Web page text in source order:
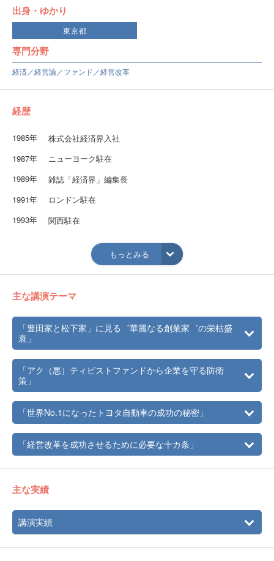
出身・ゆかり
東京都
専門分野
経済／経営論／ファンド／経営改革
経歴
1985年
株式会社経済界入社
1987年
ニューヨーク駐在
1989年
雑誌「経済界」編集長
1991年
ロンドン駐在
1993年
関西駐在
経済ジャーナリストとして独立
4月より日本ペンクラブ会員
もっとみる
主な講演テーマ
「豊田家と松下家」に見る゛華麗なる創業家゛の栄枯盛
衰」
「アク（悪）ティビストファンドから企業を守る防衛
策」
「世界No.1になったトヨタ自動車の成功の秘密」
「経営改革を成功させるために必要な十カ条」
主な実績
講演実績